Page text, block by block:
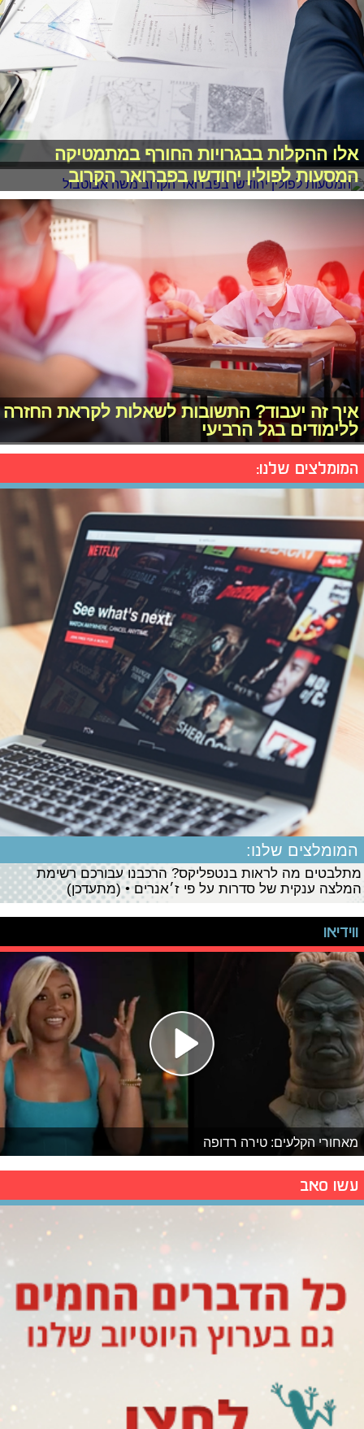
אלו ההקלות בבגרויות החורף במתמטיקה
המסעות לפולין יחודשו בפברואר הקרוב
איך זה יעבוד? התשובות לשאלות לקראת החזרה
ללימודים בגל הרביעי
המומלצים שלנו:
המומלצים שלנו:
מתלבטים מה לראות בנטפליקס? הרכבנו עבורכם רשימת
המלצה ענקית של סדרות על פי ז׳אנרים • (מתעדכן)
ווידיאו
מאחורי הקלעים: טירה רדופה
עשו סאב